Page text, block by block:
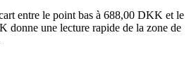
entre le point bas à 688,00 DKK et le
donne une lecture rapide de la zone de